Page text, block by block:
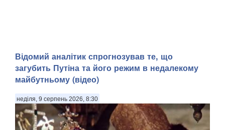
​Відомий аналітик спрогнозував те, що
загубить Путіна та його режим в недалекому
майбутньому (відео)
неділя, 9 серпень 2026, 8:30